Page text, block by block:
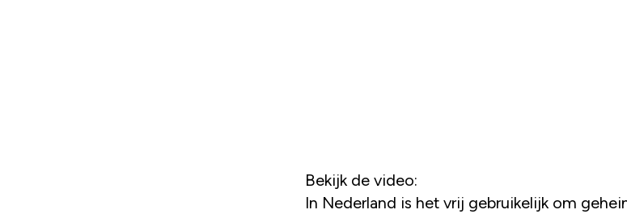
Bekijk de video:
In Nederland is het vrij gebruikelijk om